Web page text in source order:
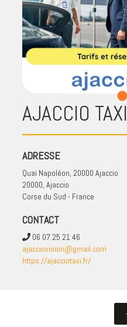
AJACCIO TAXI
ADRESSE
Quai Napoléon, 20000 Ajaccio
20000, Ajaccio
Corse du Sud - France
CONTACT
06 07 25 21 46
ajacciovision@gmail.com
https://ajacciotaxi.fr/